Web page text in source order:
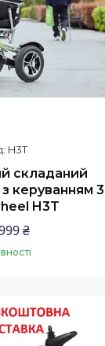
H3T
складаний
керуванням 3
H3T
₴